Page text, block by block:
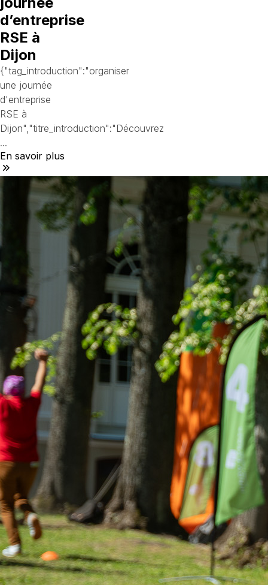
d’entreprise
RSE à
Dijon
{"tag_introduction":"organiser
une journée
d'entreprise
RSE à
Dijon","titre_introduction":"Découvrez
...
En savoir plus